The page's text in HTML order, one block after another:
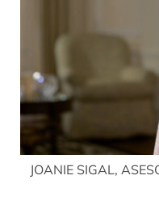
JOANIE SIGAL,